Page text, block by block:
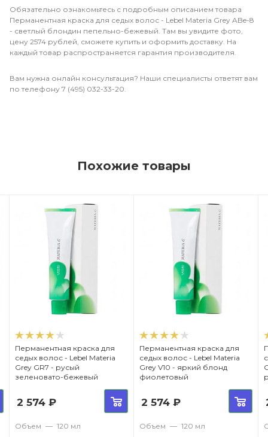
Обязательно ознакомьтесь с подробным описанием товара
Перманентная краска для седых волос - Lebel Materia Grey ABe-8
- светлый блондин пепельно-бежевый. Там вы увидите фото,
цену 2574 рублей, сможете купить и оформить доставку. На
каждый товар распространяется гарантия производителя.
Вам нужна онлайн консультация? Наши специалисты ответят вам
по телефону 7 (495) 032-33-20.
Похожие товары
Перманентная краска для
седых волос - Lebel Materia
Grey GR7 - русый
зеленовато-бежевый
2 574 ₽
Объем — 120 мл
Перманентная краска для
седых волос - Lebel Materia
Grey V10 - яркий блонд
фиолетовый
2 574 ₽
Объем — 120 мл